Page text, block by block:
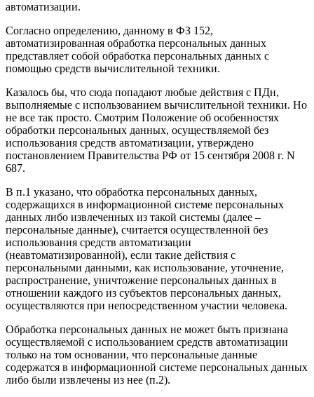
автоматизации.
Согласно определению, данному в ФЗ 152,
автоматизированная обработка персональных данных
представляет собой обработка персональных данных с
помощью средств вычислительной техники.
Казалось бы, что сюда попадают любые действия с ПДн,
выполняемые с использованием вычислительной техники. Но
не все так просто. Смотрим Положение об особенностях
обработки персональных данных, осуществляемой без
использования средств автоматизации, утверждено
постановлением Правительства РФ от 15 сентября 2008 г. N
687.
В п.1 указано, что обработка персональных данных,
содержащихся в информационной системе персональных
данных либо извлеченных из такой системы (далее –
персональные данные), считается осуществленной без
использования средств автоматизации
(неавтоматизированной), если такие действия с
персональными данными, как использование, уточнение,
распространение, уничтожение персональных данных в
отношении каждого из субъектов персональных данных,
осуществляются при непосредственном участии человека.
Обработка персональных данных не может быть признана
осуществляемой с использованием средств автоматизации
только на том основании, что персональные данные
содержатся в информационной системе персональных данных
либо были извлечены из нее (п.2).